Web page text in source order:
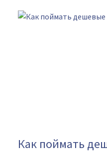
Как поймать